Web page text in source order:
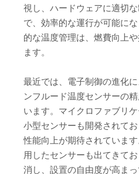
視し、ハードウェアに適切
で、効率的な運行が可能に
的な温度管理は、燃費向上
ます。
最近では、電子制御の進化
ンフルード温度センサーの
います。マイクロファブリ
小型センサーも開発されて
性能向上が期待されていま
用したセンサーも出てきて
消し、設置の自由度が高まっ